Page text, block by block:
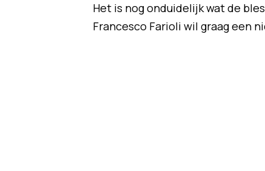
Het is nog onduidelijk wat de
Francesco Farioli wil graag een